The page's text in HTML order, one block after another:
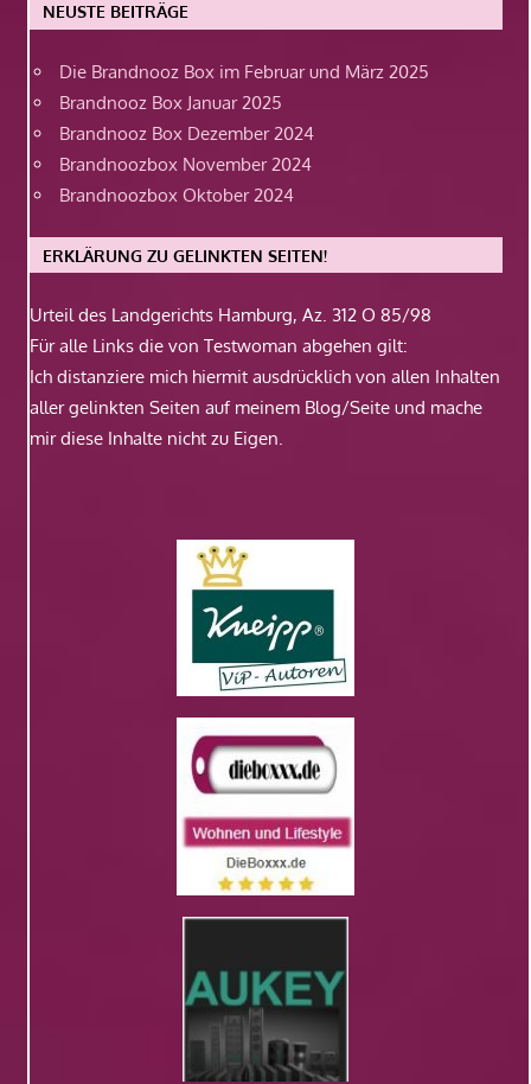
NEUSTE BEITRÄGE
Die Brandnooz Box im Februar und März 2025
Brandnooz Box Januar 2025
Brandnooz Box Dezember 2024
Brandnoozbox November 2024
Brandnoozbox Oktober 2024
ERKLÄRUNG ZU GELINKTEN SEITEN!
Urteil des Landgerichts Hamburg, Az. 312 O 85/98
Für alle Links die von Testwoman abgehen gilt:
Ich distanziere mich hiermit ausdrücklich von allen Inhalten
aller gelinkten Seiten auf meinem Blog/Seite und mache
mir diese Inhalte nicht zu Eigen.